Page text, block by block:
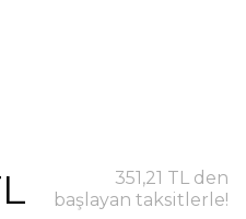
351,21 TL den
başlayan taksitlerle!